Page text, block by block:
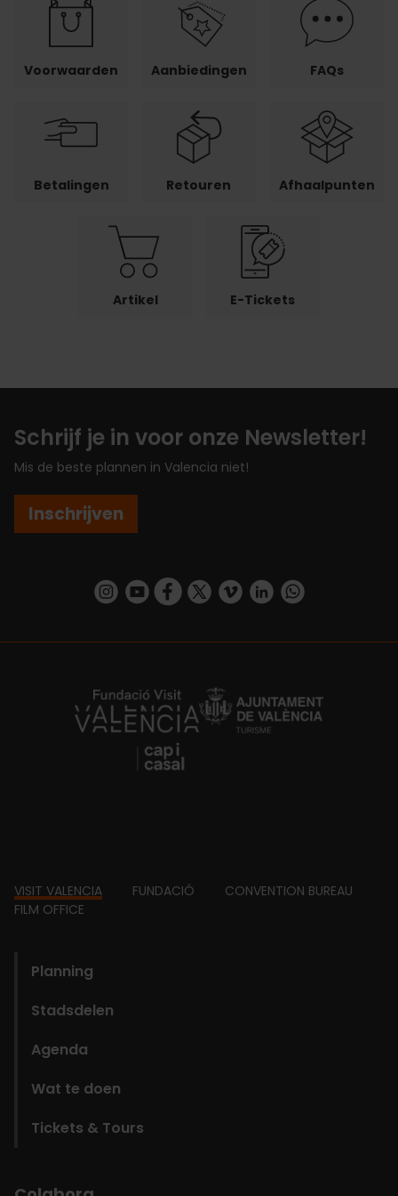
Voorwaarden Aanbiedingen FAQs
Betalingen Retouren Afhaalpunten
Artikel E-Tickets
Schrijf je in voor onze Newsletter!
Mis de beste plannen in Valencia niet!
Inschrijven
https://www.instagram.com/visit_valencia/
https://www.youtube.com/user/
https://www.facebook.com/
https://twitter.com/
https://vimeo.com/
https://www.linkedin.com/company/turismo-valencia/https://api.whatsapp.com/send/
https://fundacion.visitvalencia.com/
Footer
VISIT VALENCIA FUNDACIÓ
CONVENTION BUREAU
FILM OFFICE
Planning
Stadsdelen
Agenda
Wat te doen
Tickets & Tours